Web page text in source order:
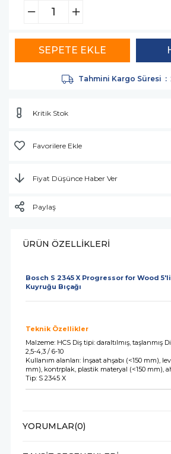
Tahmini Kargo Süresi :
Kritik Stok
Favorilere Ekle
Fiyat Düşünce Haber Ver
Paylaş
ÜRÜN ÖZELLIKLERI
Bosch S 2345 X Progressor for Wood
Kuyruğu Bıçağı
Teknik Özellikler
Malzeme: HCS Diş tipi: daraltılmış, taşlanmış
2,5-4,3 / 6-10
Kullanım alanları: İnşaat ahşabı (<150 mm),
mm), kontrplak, plastik materyal (<150 mm),
Tip: S 2345 X
YORUMLAR(0)